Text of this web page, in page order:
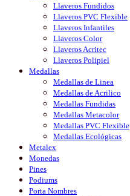
Llaveros Fundidos
Llaveros PVC Flexible
Llaveros Infantiles
Llaveros Color
Llaveros Acritec
Llaveros Polipiel
Medallas
Medallas de Linea
Medallas de Acrilico
Medallas Fundidas
Medallas Metacolor
Medallas PVC Flexible
Medallas Ecológicas
Metalex
Monedas
Pines
Podiums
Porta Nombres